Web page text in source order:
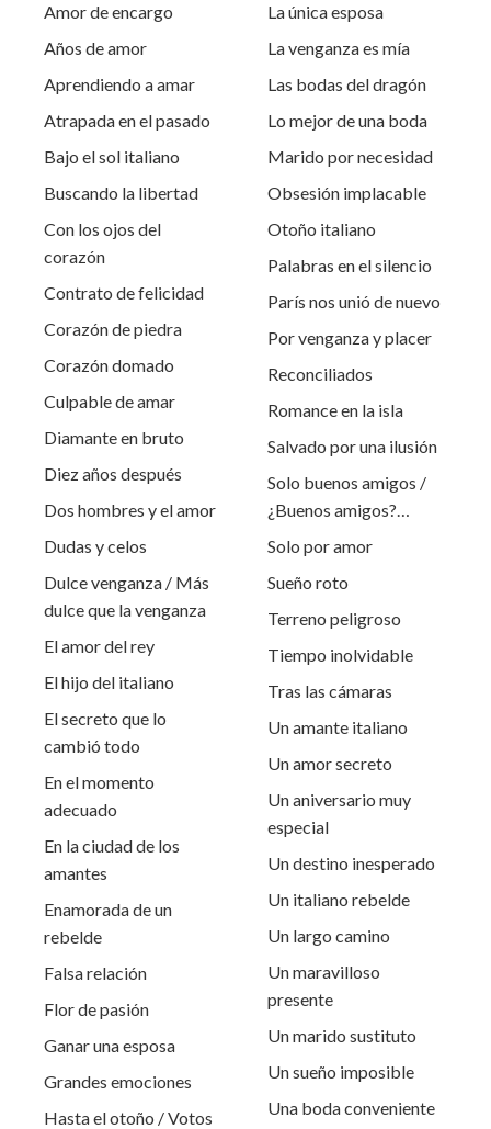
Amor de encargo
Años de amor
Aprendiendo a amar
Atrapada en el pasado
Bajo el sol italiano
Buscando la libertad
Con los ojos del
corazón
Contrato de felicidad
Corazón de piedra
Corazón domado
Culpable de amar
Diamante en bruto
Diez años después
Dos hombres y el amor
Dudas y celos
Dulce venganza / Más
dulce que la venganza
El amor del rey
El hijo del italiano
El secreto que lo
cambió todo
En el momento
adecuado
En la ciudad de los
amantes
Enamorada de un
rebelde
Falsa relación
Flor de pasión
Ganar una esposa
Grandes emociones
Hasta el otoño / Votos
La única esposa
La venganza es mía
Las bodas del dragón
Lo mejor de una boda
Marido por necesidad
Obsesión implacable
Otoño italiano
Palabras en el silencio
París nos unió de nuevo
Por venganza y placer
Reconciliados
Romance en la isla
Salvado por una ilusión
Solo buenos amigos /
¿Buenos amigos?…
Solo por amor
Sueño roto
Terreno peligroso
Tiempo inolvidable
Tras las cámaras
Un amante italiano
Un amor secreto
Un aniversario muy
especial
Un destino inesperado
Un italiano rebelde
Un largo camino
Un maravilloso
presente
Un marido sustituto
Un sueño imposible
Una boda conveniente